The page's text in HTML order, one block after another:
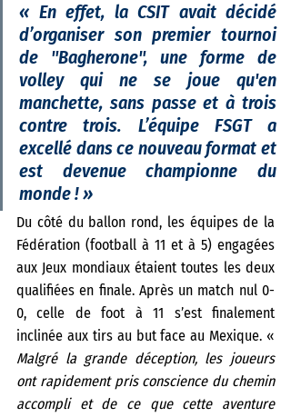
« En effet, la CSIT avait décidé
d’organiser son premier tournoi
de "Bagherone", une forme de
volley qui ne se joue qu'en
manchette, sans passe et à trois
contre trois. L’équipe FSGT a
excellé dans ce nouveau format et
est devenue championne du
monde ! »
Du côté du ballon rond, les équipes de la
Fédération (football à 11 et à 5) engagées
aux Jeux mondiaux étaient toutes les deux
qualifiées en finale. Après un match nul 0-
0, celle de foot à 11 s’est finalement
Malgré la grande déception, les joueurs
ont rapidement pris conscience du chemin
accompli et de ce que cette aventure